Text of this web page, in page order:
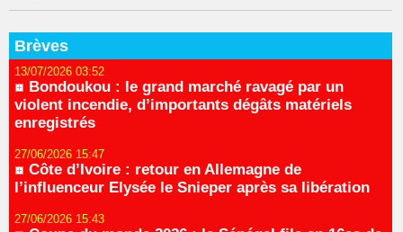
Brèves
13/07/2026 03:52
Bondoukou : le grand marché ravagé par un
violent incendie, d’importants dégâts matériels
enregistrés
27/06/2026 15:47
Côte d’Ivoire : retour en Allemagne de
l’influenceur Elysée le Snieper après sa libération
27/06/2026 15:43